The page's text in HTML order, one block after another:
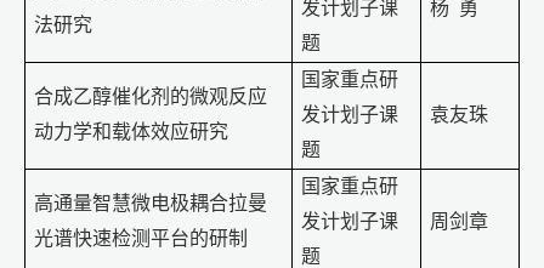
法研究
发计划子课
题
杨 勇
合成乙醇催化剂的微观反应
动力学和载体效应研究
国家重点研
发计划子课
题
袁友珠
高通量智慧微电极耦合拉曼
光谱快速检测平台的研制
国家重点研
发计划子课
题
周剑章